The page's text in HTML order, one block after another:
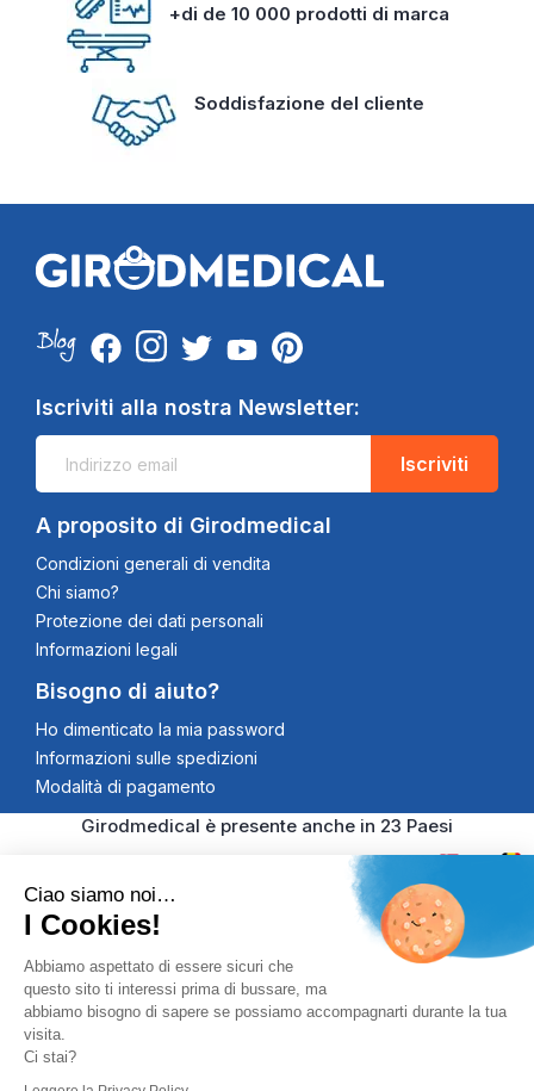
+di de 10 000 prodotti di marca
Soddisfazione del cliente
Iscriviti alla nostra Newsletter:
Iscriviti
A proposito di Girodmedical
Condizioni generali di vendita
Chi siamo?
Protezione dei dati personali
Informazioni legali
Bisogno di aiuto?
Ho dimenticato la mia password
Informazioni sulle spedizioni
Modalità di pagamento
Girodmedical è presente anche in 23 Paesi
© 2026 Girodmedical. Tutti i diritti riservati. Partita IVA
00344269998
Pagamento 100% Securizzato
Ciao siamo noi…
I Cookies!
Abbiamo aspettato di essere sicuri che
questo sito ti interessi prima di bussare, ma
abbiamo bisogno di sapere se possiamo accompagnarti durante la tua
visita.
Ci stai?